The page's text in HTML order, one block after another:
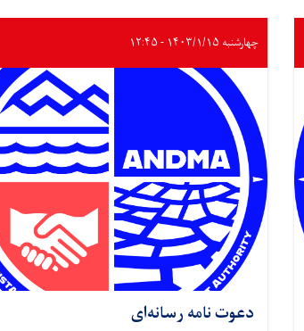
چهارشنبه ۱۴۰۳/۱/۱۵ - ۱۲:۴۵
دعوت نامه رسانه‌ای